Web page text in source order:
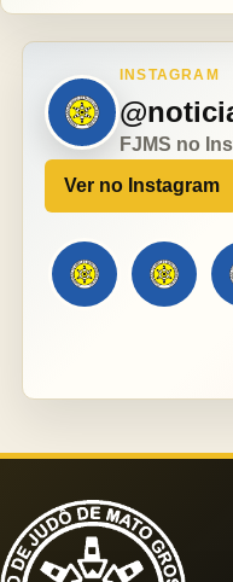
INSTAGRAM
FJMS no
Ver no Instagram